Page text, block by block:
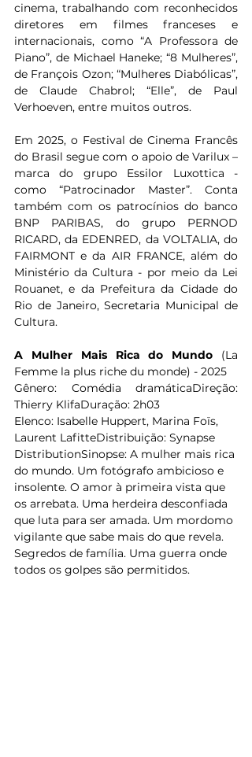
cinema, trabalhando com reconhecidos
diretores em filmes franceses e
internacionais, como “A Professora de
Piano”, de Michael Haneke; “8 Mulheres”,
de François Ozon; “Mulheres Diabólicas”,
de Claude Chabrol; “Elle”, de Paul
Verhoeven, entre muitos outros.
Em 2025, o Festival de Cinema Francês
do Brasil segue com o apoio de Varilux –
marca do grupo Essilor Luxottica -
como “Patrocinador Master”. Conta
também com os patrocínios do banco
BNP PARIBAS, do grupo PERNOD
RICARD, da EDENRED, da VOLTALIA, do
FAIRMONT e da AIR FRANCE, além do
Ministério da Cultura - por meio da Lei
Rouanet, e da Prefeitura da Cidade do
Rio de Janeiro, Secretaria Municipal de
Cultura.
A Mulher Mais Rica do Mundo (La
Femme la plus riche du monde) - 2025
Gênero: Comédia dramáticaDireção:
Thierry KlifaDuração: 2h03
Elenco: Isabelle Huppert, Marina Foïs,
Laurent LafitteDistribuição: Synapse
DistributionSinopse: A mulher mais rica
do mundo. Um fotógrafo ambicioso e
insolente. O amor à primeira vista que
os arrebata. Uma herdeira desconfiada
que luta para ser amada. Um mordomo
vigilante que sabe mais do que revela.
Segredos de família. Uma guerra onde
todos os golpes são permitidos.